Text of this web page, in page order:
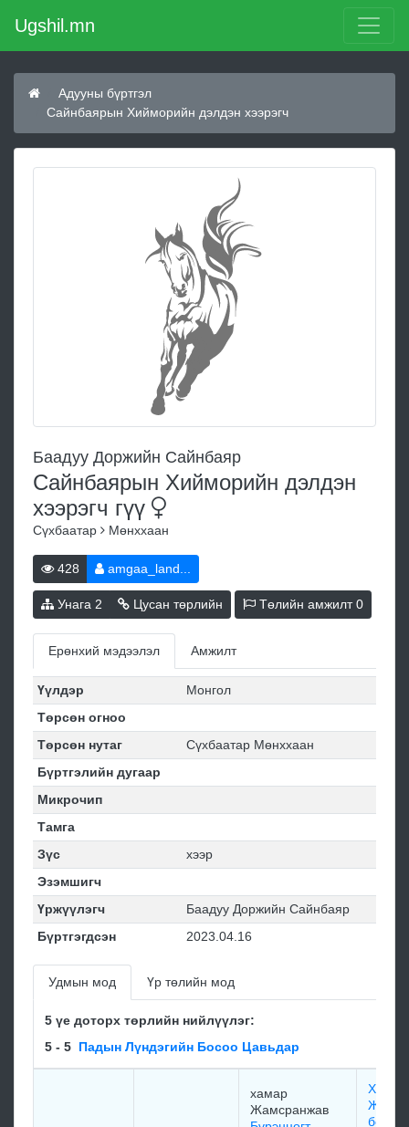
Ugshil.mn
Адууны бүртгэл
Сайнбаярын Хийморийн дэлдэн хээрэгч
Баадуу Доржийн Сайнбаяр
Сайнбаярын Хийморийн дэлдэн
хээрэгч гүү
Сүхбаатар Мөнххаан
428 amgaa_land...
Унага 2 Цусан төрлийн Төлийн амжилт0
Ерөнхий мэдээлэл Амжилт
Үүлдэр
Монгол
Төрсөн огноо
Төрсөн нутаг
Сүхбаатар Мөнххаан
Бүртгэлийн дугаар
Микрочип
Тамга
Зүс
хээр
Эзэмшигч
Үржүүлэгч
Баадуу Доржийн Сайнбаяр
Бүртгэгдсэн
2023.04.16
Удмын мод Үр төлийн мод
5 үе доторх төрлийн нийлүүлэг:
5 - 5 Падын Лүндэгийн Босоо Цавьдар
хамар
Жамсранжав
Хамар